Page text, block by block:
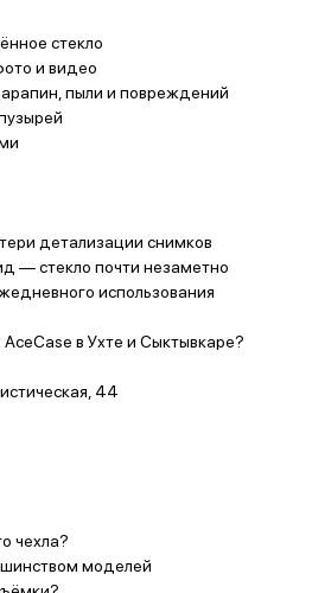
стекло
и видео
пыли и повреждений
детализации снимков
— стекло почти незаметно
использования
AceCase в Ухте и Сыктывкаре?
44
чехла?
моделей